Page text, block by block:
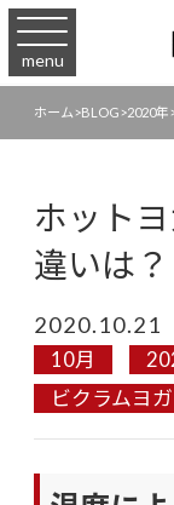
menu
ホーム >BLOG >2020年
ホット
違いは？
2020.10.21
10月
ビクラムヨガ